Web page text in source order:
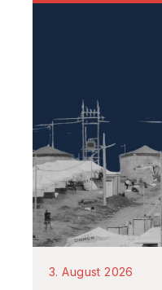
3. August 2026